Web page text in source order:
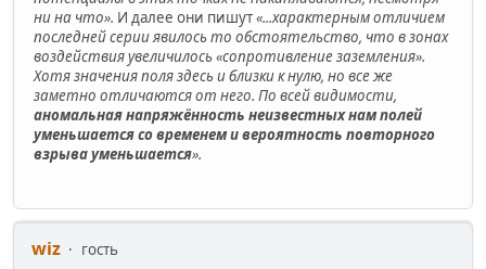
ни на что». И далее они пишут«...характерным отличием
последней серии явилось то обстоятельство, что в зонах
воздействия увеличилось «сопротивление заземления».
Хотя значения поля здесь и близки к нулю, но все же
заметно отличаются от него. По всей видимости,
аномальная напряжённость неизвестных нам полей
уменьшается со временем и вероятность повторного
взрыва уменьшается».
wiz
гость